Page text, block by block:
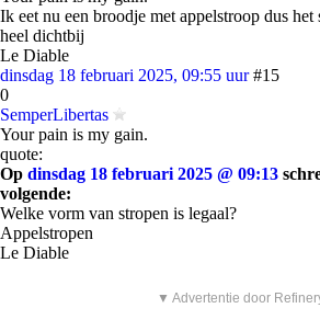
Ik eet nu een broodje met appelstroop dus
heel dichtbij
Le Diable
dinsdag 18 februari 2025, 09:55 uur #15
0
SemperLibertas
Your pain is my gain.
quote:
Op dinsdag 18 februari 2025 @ 09:13
volgende:
Welke vorm van stropen is legaal?
Appelstropen
Le Diable
▼ Advertentie door